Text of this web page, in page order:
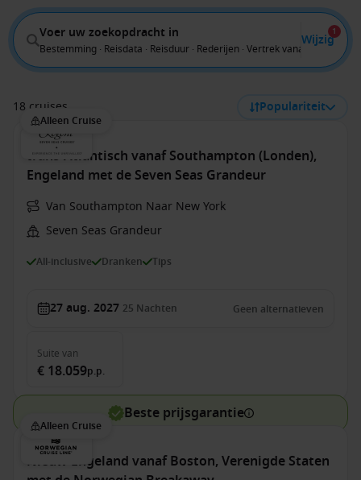
Voer uw zoekopdracht in
Bestemming · Reisdata · Reisduur · Rederijen · Vertrek vanaf
Wijzig
1
18 cruises Populariteit
Alleen Cruise
trans-Atlantisch vanaf Southampton (Londen),
Engeland met de Seven Seas Grandeur
Van Southampton Naar New York
Seven Seas Grandeur
All-inclusive Dranken Tips
27 aug. 2027 25 Nachten Geen alternatieven
Suite van
€ 18.059p.p.
Beste prijsgarantie
Alleen Cruise
Nieuw-Engeland vanaf Boston, Verenigde Staten